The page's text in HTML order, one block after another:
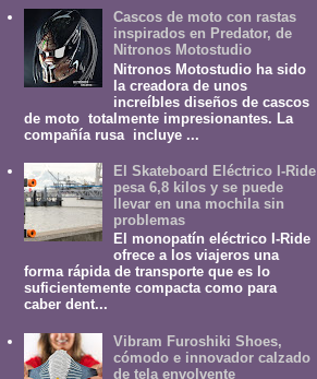
Cascos de moto con rastas
inspirados en Predator, de
Nitronos Motostudio
Nitronos Motostudio ha sido
la creadora de unos
increíbles diseños de cascos
de moto totalmente impresionantes. La
compañía rusa incluye ...
El Skateboard Eléctrico I-Ride
pesa 6,8 kilos y se puede
llevar en una mochila sin
problemas
El monopatín eléctrico I-Ride
ofrece a los viajeros una
forma rápida de transporte que es lo
suficientemente compacta como para
caber dent...
Vibram Furoshiki Shoes,
cómodo e innovador calzado
de tela envolvente